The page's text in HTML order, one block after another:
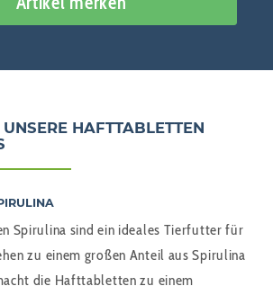
HAFTTABLETTEN
Spirulina sind ein ideales Tierfutter für
zu einem großen Anteil aus Spirulina
die Hafttabletten zu einem